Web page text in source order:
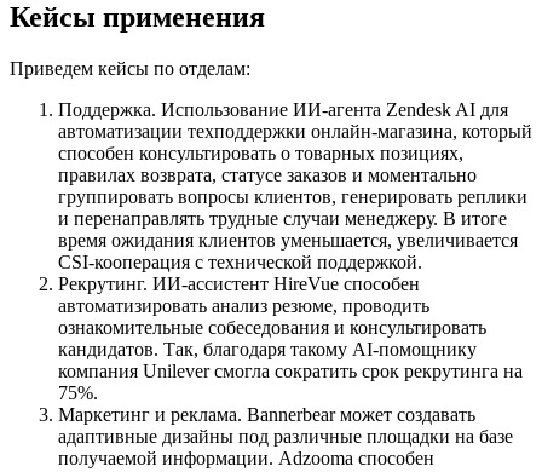
Кейсы применения
Приведем кейсы по отделам:
Поддержка. Использование ИИ-агента Zendesk AI для
автоматизации техподдержки онлайн-магазина, который
способен консультировать о товарных позициях,
правилах возврата, статусе заказов и моментально
группировать вопросы клиентов, генерировать реплики
и перенаправлять трудные случаи менеджеру. В итоге
время ожидания клиентов уменьшается, увеличивается
CSI-кооперация с технической поддержкой.
Рекрутинг. ИИ-ассистент HireVue способен
автоматизировать анализ резюме, проводить
ознакомительные собеседования и консультировать
кандидатов. Так, благодаря такому AI-помощнику
компания Unilever смогла сократить срок рекрутинга на
75%.
Маркетинг и реклама. Bannerbear может создавать
адаптивные дизайны под различные площадки на базе
получаемой информации. Adzooma способен